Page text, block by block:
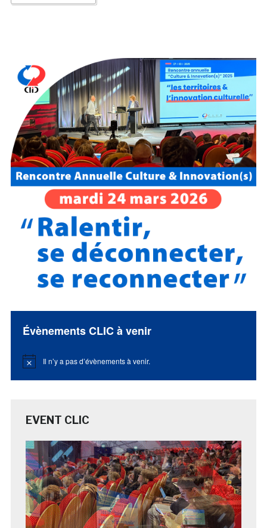
Évènements CLIC à venir
Notice Il n’y a pas d’évènements à venir.
EVENT CLIC